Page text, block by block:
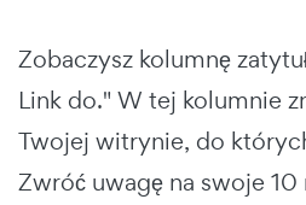
Zobaczysz kolumnę
Link do." W tej kolumnie
Twojej witrynie, do
Zwróć uwagę na swoje